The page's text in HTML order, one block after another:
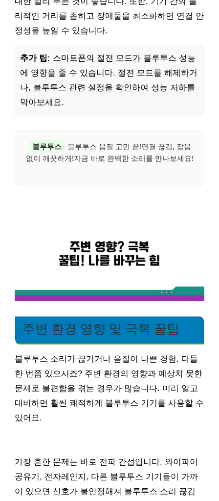
리적인 거리를 좁히고 장애물을 최소화하면 연결 안
정성을 높일 수 있습니다.
추가 팁: 스마트폰의 절전 모드가 블루투스 성능
에 영향을 줄 수 있습니다. 절전 모드를 해제하거
나, 블루투스 관련 설정을 확인하여 성능 저하를
막아보세요.
블루투스
블루투스 음질 고민 끝!연결 끊김, 잡음
없이 깨끗하게!지금 바로 완벽한 소리를 만나보세요!
주변 환경 영향 및 극복 꿀팁
블루투스 소리가 끊기거나 음질이 나쁜 경험, 다들
한 번쯤 있으시죠? 주변 환경의 영향과 예상치 못한
문제로 불편함을 겪는 경우가 많습니다. 미리 알고
대비하면 훨씬 쾌적하게 블루투스 기기를 사용할 수
있어요.
가장 흔한 문제는 바로 전파 간섭입니다. 와이파이
공유기, 전자레인지, 다른 블루투스 기기들이 가까
이 있으면 신호가 불안정해져 블루투스 소리 끊김